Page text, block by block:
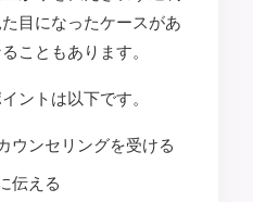
目になったケースがあ
こともあります。
ントは以下です。
ウンセリングを受ける
伝える